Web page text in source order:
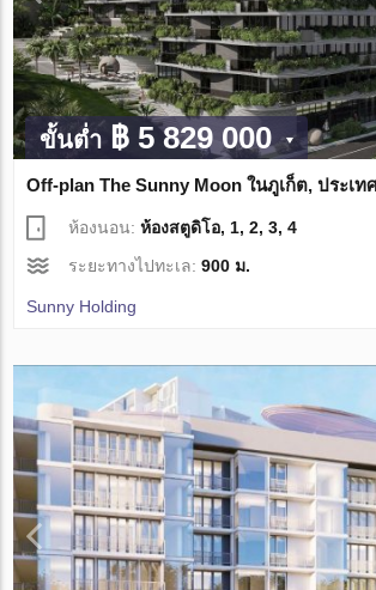
ขั้นต่ำ ฿ 5 829 000
Off-plan The Sunny Moon ในภูเก็ต, ประเ
ห้องนอน:ห้องสตูดิโอ, 1, 2, 3, 4
ระยะทางไปทะเล:900 ม.
Sunny Holding